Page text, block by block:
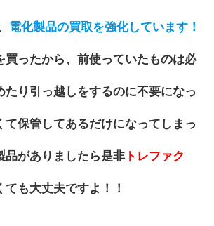
電化製品の買取を強化しています！
買ったから、前使っていたものは必
たり引っ越しをするのに不要になっ
て保管してあるだけになってしまっ
品がありましたら是非 トレファク
も大丈夫ですよ！！